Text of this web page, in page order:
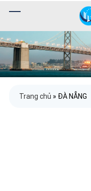
Trang chủ » ĐÀ NẴNG